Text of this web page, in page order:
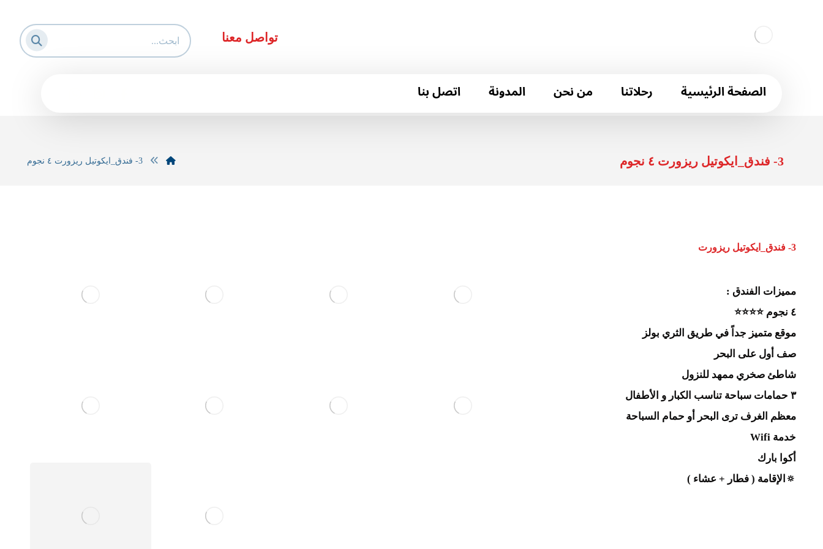
تواصل معنا
الصفحة الرئيسية رحلاتنا من نحن المدونة اتصل بنا
3- فندق_ايكوتيل ريزورت ٤ نجوم 3- فندق_ايكوتيل ريزورت ٤ نجوم
3- فندق_ايكوتيل ريزورت
مميزات الفندق :
٤ نجوم ⭐️⭐️⭐️⭐️
موقع متميز جداً في طريق الثري بولز
صف أول على البحر
شاطئ صخري ممهد للنزول
٣ حمامات سباحة تناسب الكبار و الأطفال
معظم الغرف ترى البحر أو حمام السباحة
خدمة Wifi
أكوا بارك
🔅الإقامة ( فطار + عشاء )